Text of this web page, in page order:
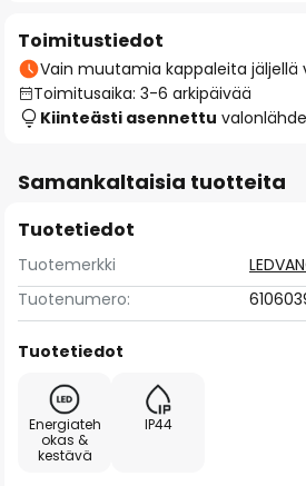
Toimitustiedot
Vain muutamia kappaleita jäljellä
Toimitusaika: 3-6 arkipäivää
Kiinteästi asennettu valonlähde
Samankaltaisia tuotteita
Tuotetiedot
Tuotemerkki
Tuotenumero:
Tuotetiedot
Energiateh
okas &
kestävä
IP44